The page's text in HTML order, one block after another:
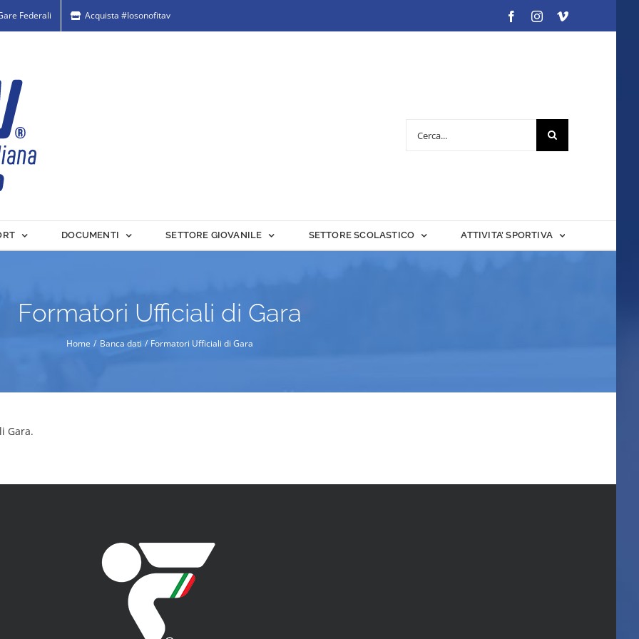
Federali Acquista #Iosonofitav FacebookInstagramVimeo
DOCUMENTI SETTORE GIOVANILE SETTORE SCOLASTICO ATTIVITA’ SPORTIVA
Formatori Ufficiali di Gara
Home Banca dati Formatori Ufficiali di Gara
Gara.